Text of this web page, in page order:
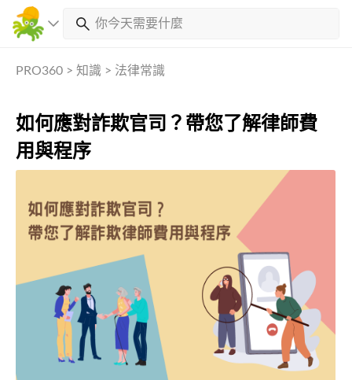
PRO360 > 知識 > 法律常識
如何應對詐欺官司？帶您了解律師費
用與程序